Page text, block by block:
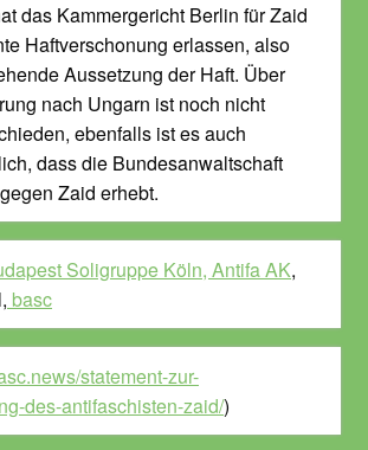
das Kammergericht Berlin für Zaid
Haftverschonung erlassen, also
Aussetzung der Haft. Über
nach Ungarn ist noch nicht
ebenfalls ist es auch
dass die Bundesanwaltschaft
Zaid erhebt.
Soligruppe Köln, Antifa AK,
basc
statement-zur-
des-antifaschisten-zaid/)